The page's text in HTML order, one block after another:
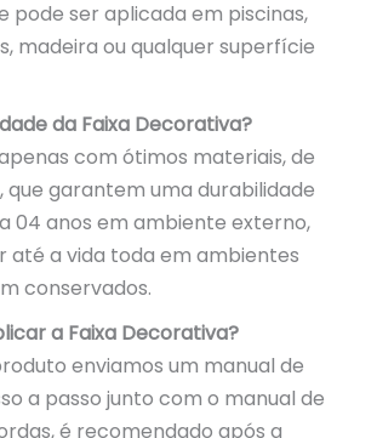
pode ser aplicada em piscinas,
madeira ou qualquer superfície
da Faixa Decorativa?
com ótimos materiais, de
que garantem uma durabilidade
04 anos em ambiente externo,
até a vida toda em ambientes
conservados.
a Faixa Decorativa?
enviamos um manual de
a passo junto com o manual de
é recomendado após a